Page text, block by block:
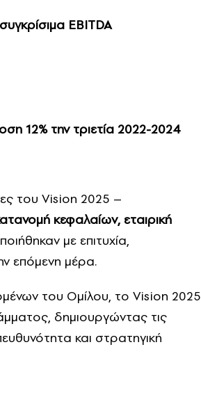
EBITDA
12% την τριετία 2022-2024
του Vision 2025 –
κεφαλαίων, εταιρική
με επιτυχία,
επόμενη μέρα.
του Ομίλου, το Vision 2025
δημιουργώντας τις
και στρατηγική